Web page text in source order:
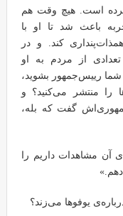
کرده است. هیچ وقت هم
باعث شد تا او با
کند. و در
از مردم به او
رییس‌جمهور بشوید،
منتشر می‌کنید؟ و
گفت که بله،
آن مشاهدات داریم را
یوفوها می‌زند؟